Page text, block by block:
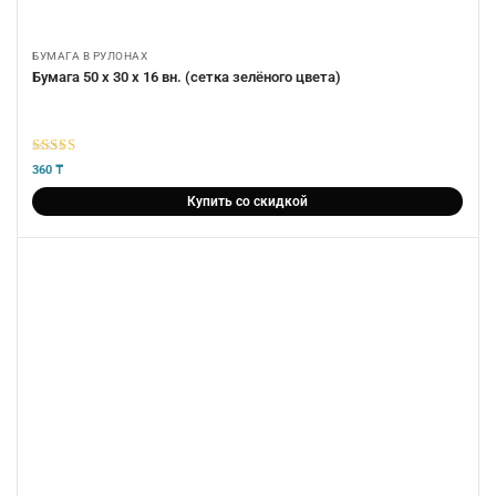
БУМАГА В РУЛОНАХ
Бумага 50 х 30 х 16 вн. (сетка зелёного цвета)
5из 5
360 ₸
Купить со скидкой